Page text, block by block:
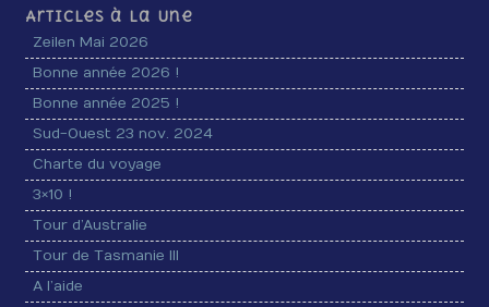
Articles à la Une
Zeilen Mai 2026
Bonne année 2026 !
Bonne année 2025 !
Sud-Ouest 23 nov. 2024
Charte du voyage
3×10 !
Tour d’Australie
Tour de Tasmanie III
A l’aide